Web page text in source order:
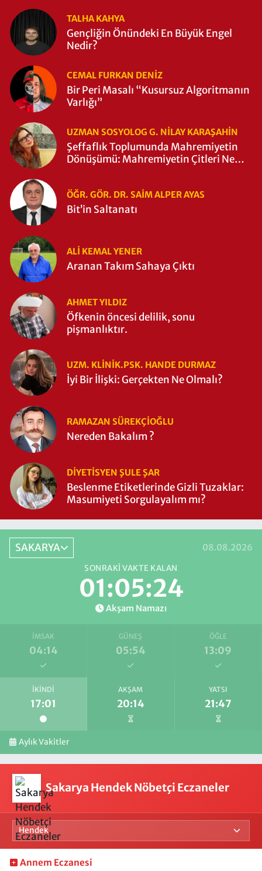
TALHA KAHYA
Gençliğin Önündeki En Büyük Engel
Nedir?
CEMAL FURKAN DENİZ
Bir Peri Masalı “Kusursuz Algoritmanın
Varlığı”
UZMAN SOSYOLOG G. NILAY KARAŞAHİN
Şeffaflık Toplumunda Mahremiyetin
Dönüşümü: Mahremiyetin Çitleri Ne
ÖĞR. GÖR. DR. SAIM ALPER AYAS
Bit’in Saltanatı
ALI KEMAL YENER
Aranan Takım Sahaya Çıktı
AHMET YILDIZ
Öfkenin öncesi delilik, sonu
pişmanlıktır.
UZM. KLINIK.PSK. HANDE DURMAZ
İyi Bir İlişki: Gerçekten Ne Olmalı?
RAMAZAN SÜREKÇIOĞLU
Nereden Bakalım ?
DIYETISYEN ŞULE ŞAR
Beslenme Etiketlerinde Gizli Tuzaklar:
Masumiyeti Sorgulayalım mı?
SAKARYA 08.08.2026
SONRAKI VAKTE KALAN
01:05:23
Akşam Namazı
İMSAK
04:14
GÜNEŞ
05:54
ÖĞLE
13:09
İKINDI
17:01
AKŞAM
20:14
YATSI
21:47
Aylık Vakitler
Sakarya Hendek Nöbetçi Eczaneler
Annem Eczanesi